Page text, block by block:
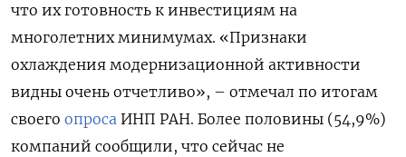
что их готовность к инвестициям на
многолетних минимумах. «Признаки
охлаждения модернизационной активности
видны очень отчетливо», – отмечал по итогам
своего опроса ИНП РАН. Более половины (54,9%)
компаний сообщили, что сейчас не